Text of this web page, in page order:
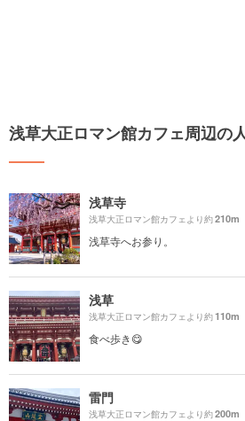
浅草大正ロマン館カフェ周辺の
浅草寺
浅草大正ロマン館カフェより約210m
浅草寺へお参り。
浅草
浅草大正ロマン館カフェより約110m
食べ歩き😋
雷門
浅草大正ロマン館カフェより約200m